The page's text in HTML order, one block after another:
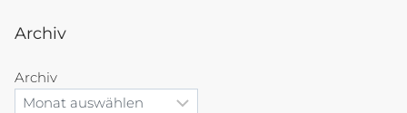
Archiv
Archiv